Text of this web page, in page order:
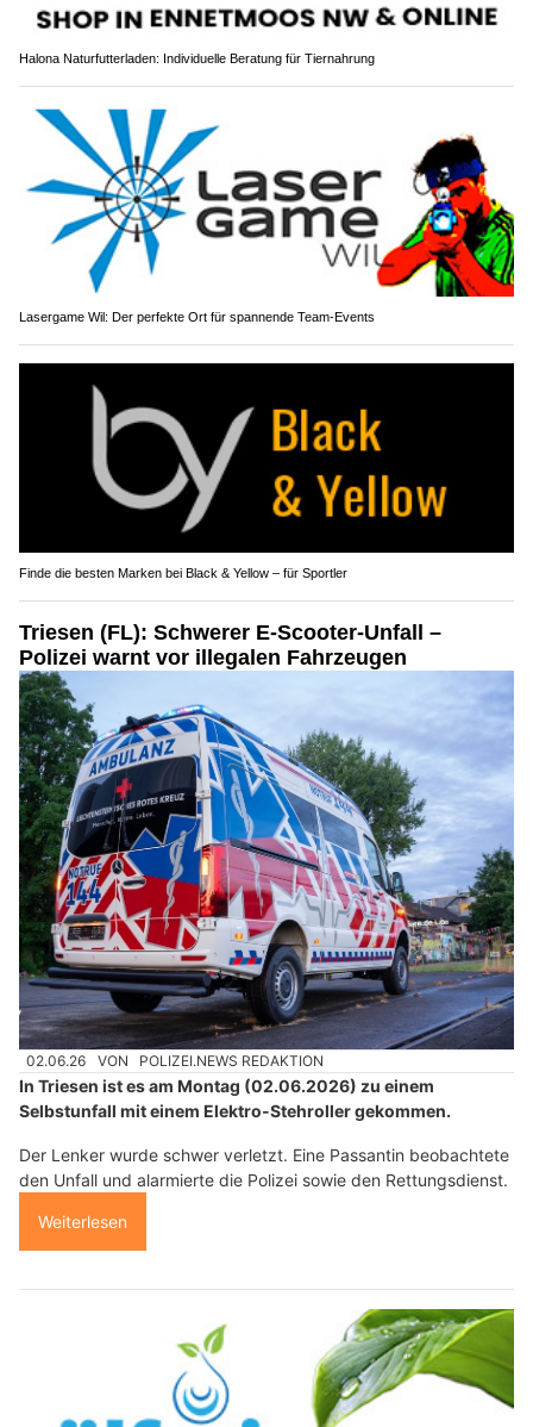
Halona Naturfutterladen: Individuelle Beratung für Tiernahrung
Lasergame Wil: Der perfekte Ort für spannende Team-Events
Finde die besten Marken bei Black & Yellow – für Sportler
Triesen (FL): Schwerer E-Scooter-Unfall –
Polizei warnt vor illegalen Fahrzeugen
02.06.26 VON POLIZEI.NEWS REDAKTION
In Triesen ist es am Montag (02.06.2026) zu einem
Selbstunfall mit einem Elektro-Stehroller gekommen.
Der Lenker wurde schwer verletzt. Eine Passantin beobachtete
den Unfall und alarmierte die Polizei sowie den Rettungsdienst.
Weiterlesen